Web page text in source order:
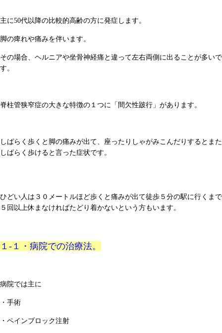
主に50代以降の比較的高齢の方に発症します。
脚の痺れや痛みを伴います。
その場合、ヘルニアや坐骨神経痛と違って左右両側に出ることが多いで
す。
脊柱管狭窄症の大きな特徴の１つに「間欠性跛行」があります。
しばらく歩くと脚の痛みが出て、座ったりしゃがみこんだりするとまた
しばらく歩けると言った症状です。
ひどい人は３０メートルほど歩くと痛みが出て徒歩５分の駅に行くまで
５回以上休まなければたどり着かないという方もいます。
１-１・病院での治療法。
病院では主に
・手術
・ペインブロック注射